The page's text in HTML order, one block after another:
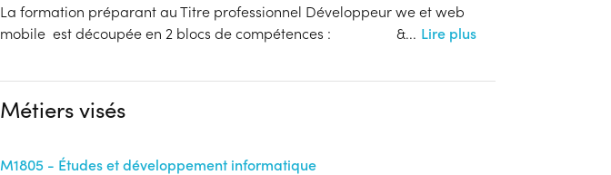
Public :
En recherche d'emploi, Tout public
- Contactez l'organisme pour connaitre les modalités de dépôts de dossier
Aucune information
La formation préparant au Titre professionnel Développeur we et web
mobile est découpée en 2 blocs de compétences : &... Lire plus
Métiers visés
M1805 - Études et développement informatique